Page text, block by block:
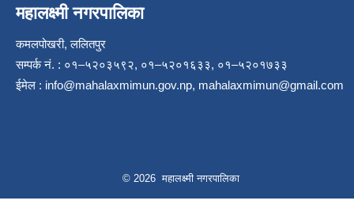
महालक्ष्मी नगरपालिका
कमलपोखरी, ललितपुर
सम्पर्क नं. : ०१–५२०३५९२, ०१–५२०१६३३, ०१–५२०१७३३
ईमेल : info@mahalaxmimun.gov.np, mahalaxmimun@gmail.com
© 2026 महालक्ष्मी नगरपालिका